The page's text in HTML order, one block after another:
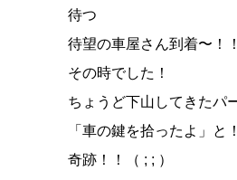
待つ
待望の車屋さん到着〜！！
その時でした！
ちょうど下山してきたパ
「車の鍵を拾ったよ」と
奇跡！！（ ; ; ）